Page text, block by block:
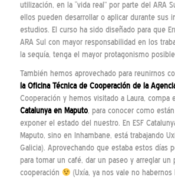
utilización, en la “vida real” por parte del ARA
ellos pueden desarrollar o aplicar durante sus
estudios. El curso ha sido diseñado para que
ARA Sul con mayor responsabilidad en los
la sequía, tenga el mayor protagonismo
También hemos aprovechado para reunirnos
la Oficina Técnica de Cooperación de la
Cooperación y hemos visitado a Laura, compa
Catalunya en Maputo, para conocer como
exponer el estado del nuestro. En ESF
Maputo, sino en Inhambane, está trabajando
Galicia). Aprovechando que estaba estos días
para tomar un café, dar un paseo y arreglar
cooperación
(Uxía, ya nos vale no